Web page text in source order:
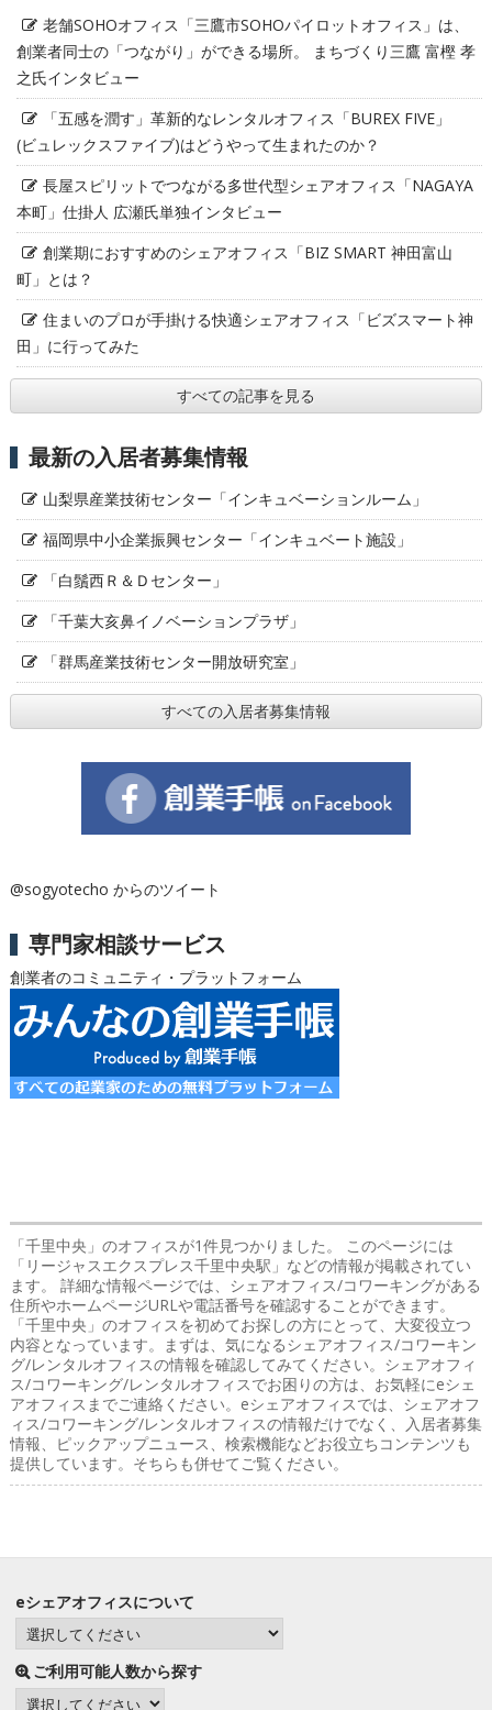
老舗SOHOオフィス「三鷹市SOHOパイロットオフィス」は、
創業者同士の「つながり」ができる場所。 まちづくり三鷹 富樫 孝
之氏インタビュー
「五感を潤す」革新的なレンタルオフィス「BUREX FIVE」
(ビュレックスファイブ)はどうやって生まれたのか？
長屋スピリットでつながる多世代型シェアオフィス「NAGAYA
本町」仕掛人 広瀬氏単独インタビュー
創業期におすすめのシェアオフィス「BIZ SMART 神田富山
町」とは？
住まいのプロが手掛ける快適シェアオフィス「ビズスマート神
田」に行ってみた
すべての記事を見る
最新の入居者募集情報
山梨県産業技術センター「インキュベーションルーム」
福岡県中小企業振興センター「インキュベート施設」
「白鬚西Ｒ＆Ｄセンター」
「千葉大亥鼻イノベーションプラザ」
「群馬産業技術センター開放研究室」
すべての入居者募集情報
@sogyotecho からのツイート
専門家相談サービス
創業者のコミュニティ・プラットフォーム
「千里中央」のオフィスが1件見つかりました。 このページには
「リージャスエクスプレス千里中央駅」などの情報が掲載されてい
ます。 詳細な情報ページでは、シェアオフィス/コワーキングがある
住所やホームページURLや電話番号を確認することができます。
「千里中央」のオフィスを初めてお探しの方にとって、大変役立つ
内容となっています。まずは、気になるシェアオフィス/コワーキン
グ/レンタルオフィスの情報を確認してみてください。シェアオフィ
ス/コワーキング/レンタルオフィスでお困りの方は、お気軽にeシェ
アオフィスまでご連絡ください。eシェアオフィスでは、シェアオフ
ィス/コワーキング/レンタルオフィスの情報だけでなく、入居者募集
情報、ピックアップニュース、検索機能などお役立ちコンテンツも
提供しています。そちらも併せてご覧ください。
eシェアオフィスについて
ご利用可能人数から探す